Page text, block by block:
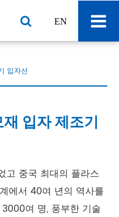
EN
입자선
입자 제조기
고 중국 최대의 플라스
에서 40여 년의 역사를
여 명, 풍부한 기술